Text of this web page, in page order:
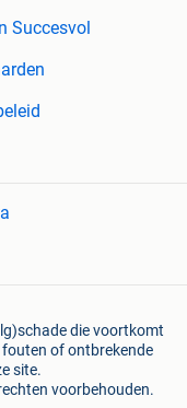
Succesvol
die voortkomt
of ontbrekende
site.
voorbehouden.